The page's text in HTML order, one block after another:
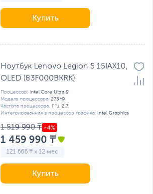
Купить
Ноутбук Lenovo Legion 5 15IAX10,
OLED (83F000BKRK)
Процессор: Intel Core Ultra 9
Модель процессора: 275HX
Частота процессора, ГГц: 2.7
Интегрированная в процессор графика: Intel Graphics
1 519 990 ₸
1 459 990 ₸
121 666 ₸ x 12 мес
Купить